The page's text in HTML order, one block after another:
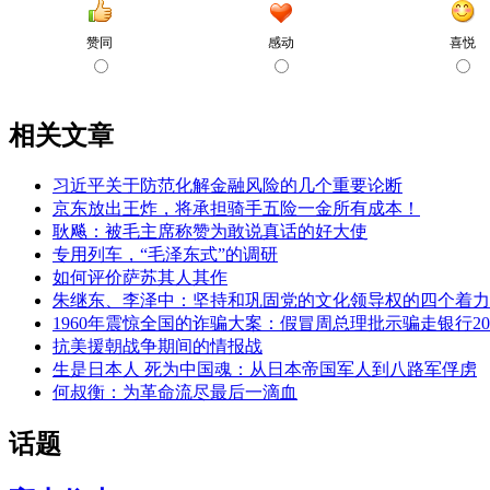
相关文章
习近平关于防范化解金融风险的几个重要论断
京东放出王炸，将承担骑手五险一金所有成本！
耿飚：被毛主席称赞为敢说真话的好大使
专用列车，“毛泽东式”的调研
如何评价萨苏其人其作
朱继东、李泽中：坚持和巩固党的文化领导权的四个着
1960年震惊全国的诈骗大案：假冒周总理批示骗走银行
抗美援朝战争期间的情报战
生是日本人 死为中国魂：从日本帝国军人到八路军俘虏
何叔衡：为革命流尽最后一滴血
话题